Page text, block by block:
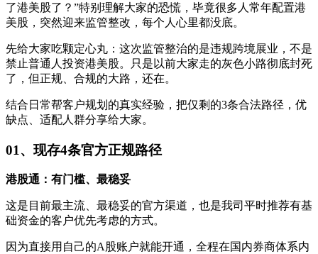
了港美股了？”特别理解大家的恐慌，毕竟很多人常年配置港
美股，突然迎来监管整改，每个人心里都没底。
先给大家吃颗定心丸：这次监管整治的是违规跨境展业，不是
禁止普通人投资港美股。只是以前大家走的灰色小路彻底封死
了，但正规、合规的大路，还在。
结合日常帮客户规划的真实经验，把仅剩的3条合法路径，优
缺点、适配人群分享给大家。
01、现存4条官方正规路径
港股通：有门槛、最稳妥
这是目前最主流、最稳妥的官方渠道，也是我司平时推荐有基
础资金的客户优先考虑的方式。
因为直接用自己的A股账户就能开通，全程在国内券商体系内